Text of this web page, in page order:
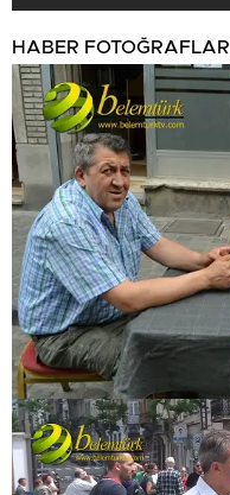
HABER FOTOĞRAFLARI